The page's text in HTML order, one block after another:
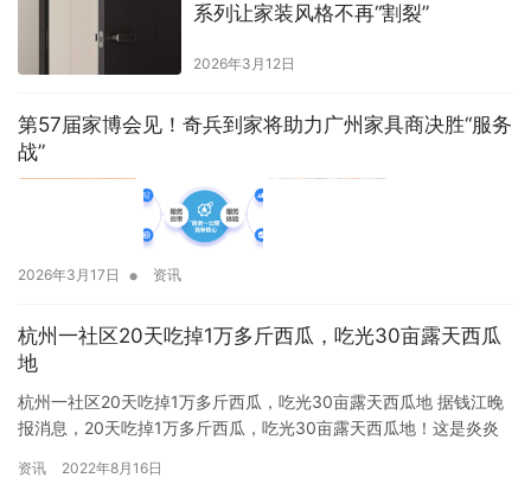
系列让家装风格不再“割裂”
2026年3月12日
第57届家博会见！奇兵到家将助力广州家具商决胜“服务
战”
2026年3月17日 • 资讯
杭州一社区20天吃掉1万多斤西瓜，吃光30亩露天西瓜
地
杭州一社区20天吃掉1万多斤西瓜，吃光30亩露天西瓜地 据钱江晚
报消息，20天吃掉1万多斤西瓜，吃光30亩露天西瓜地！这是炎炎
资讯 2022年8月16日